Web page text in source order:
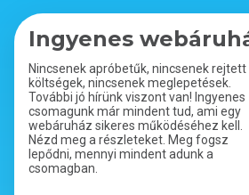
Ingyenes
Nincsenek apróbetűk, nincsenek rejtett
költségek, nincsenek meglepetések.
További jó hírünk viszont van! Ingyenes
csomagunk már mindent tud, ami egy
webáruház sikeres működéséhez kell.
Nézd meg a részleteket. Meg fogsz
lepődni, mennyi mindent adunk a
csomagban.